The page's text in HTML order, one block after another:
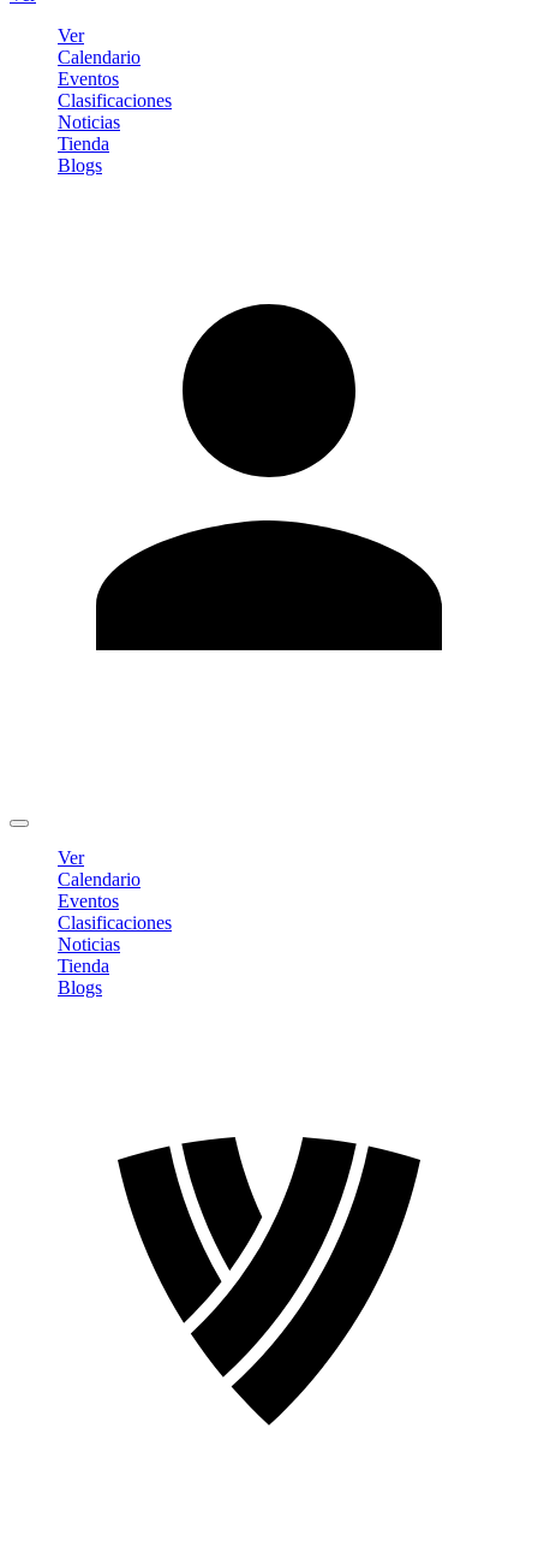
Ver
Calendario
Eventos
Clasificaciones
Noticias
Tienda
Blogs
Ver
Calendario
Eventos
Clasificaciones
Noticias
Tienda
Blogs